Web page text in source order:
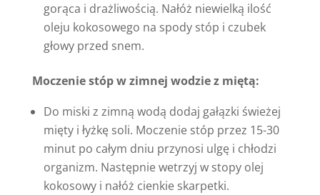
gorąca i drażliwością. Nałóż niewielką ilość
oleju kokosowego na spody stóp i czubek
głowy przed snem.
Moczenie stóp w zimnej wodzie z miętą:
Do miski z zimną wodą dodaj gałązki świeżej
mięty i łyżkę soli. Moczenie stóp przez 15-30
minut po całym dniu przynosi ulgę i chłodzi
organizm. Następnie wetrzyj w stopy olej
kokosowy i nałóż cienkie skarpetki.